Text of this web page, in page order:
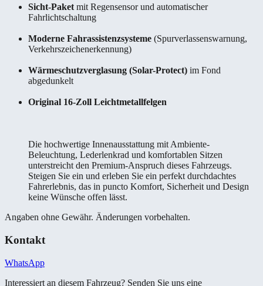
Sicht-Paket mit Regensensor und automatischer
Fahrlichtschaltung
Moderne Fahrassistenzsysteme (Spurverlassenswarnung,
Verkehrszeichenerkennung)
Wärmeschutzverglasung (Solar-Protect) im Fond
abgedunkelt
Original 16-Zoll Leichtmetallfelgen
Die hochwertige Innenausstattung mit Ambiente-
Beleuchtung, Lederlenkrad und komfortablen Sitzen
unterstreicht den Premium-Anspruch dieses Fahrzeugs.
Steigen Sie ein und erleben Sie ein perfekt durchdachtes
Fahrerlebnis, das in puncto Komfort, Sicherheit und Design
keine Wünsche offen lässt.
Angaben ohne Gewähr. Änderungen vorbehalten.
Kontakt
WhatsApp
Interessiert an diesem Fahrzeug? Senden Sie uns eine